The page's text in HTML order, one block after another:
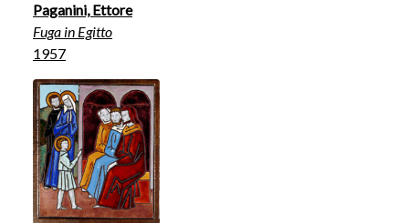
Paganini, Ettore
Fuga in Egitto
1957